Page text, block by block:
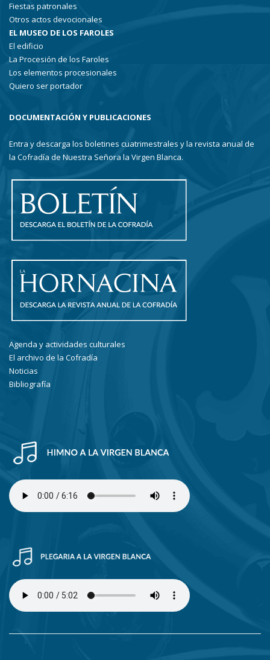
Fiestas patronales
Otros actos devocionales
EL MUSEO DE LOS FAROLES
El edificio
La Procesión de los Faroles
Los elementos procesionales
Quiero ser portador
DOCUMENTACIÓN Y PUBLICACIONES
Entra y descarga los boletines cuatrimestrales y la revista anual de
la Cofradía de Nuestra Señora la Virgen Blanca.
Agenda y actividades culturales
El archivo de la Cofradía
Noticias
Bibliografía